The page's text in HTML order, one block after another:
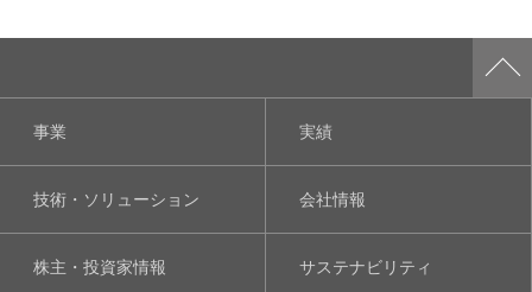
事業 実績
技術・ソリューション 会社情報
株主・投資家情報 サステナビリティ